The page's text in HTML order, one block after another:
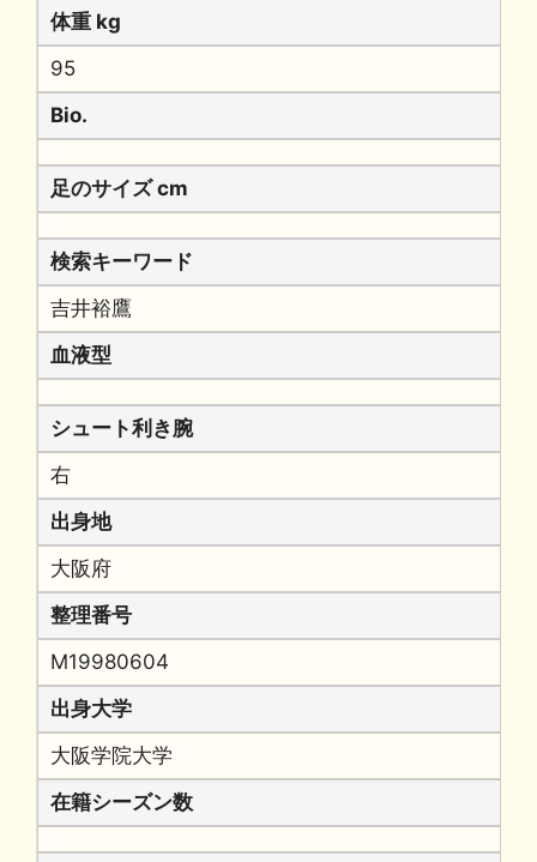
体重 kg
95
Bio.
足のサイズ cm
検索キーワード
吉井裕鷹
血液型
シュート利き腕
右
出身地
大阪府
整理番号
M19980604
出身大学
大阪学院大学
在籍シーズン数